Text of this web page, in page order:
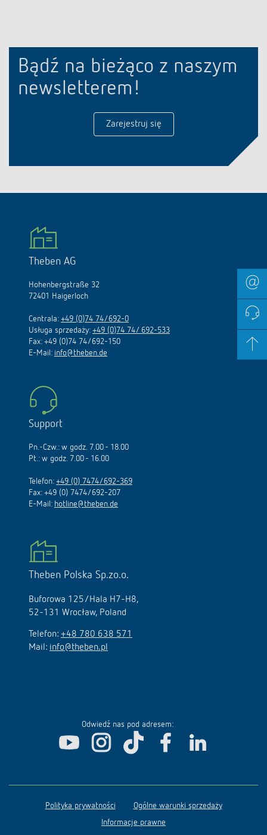
Bądź na bieżąco z naszym
newsletterem!
Zarejestruj się
Theben AG
Hohenbergstraße 32
72401 Haigerloch
Centrala: +49 (0)74 74/692-0
Usługa sprzedaży: +49 (0)74 74/ 692-533
Fax: +49 (0)74 74/692-150
E-Mail: info@theben.de
Support
Pn.-Czw.: w godz. 7.00 - 18.00
Pt.: w godz. 7.00 - 16.00
Telefon: +49 (0) 7474/692-369
Fax: +49 (0) 7474/692-207
E-Mail: hotline@theben.de
Theben Polska Sp.zo.o.
Buforowa 125/Hala H7-H8,
52-131 Wrocław, Poland
Telefon: +48 780 638 571
Mail: info@theben.pl
Odwiedź nas pod adresem:
Polityka prywatności
Ogólne warunki sprzedaży
Informacje prawne